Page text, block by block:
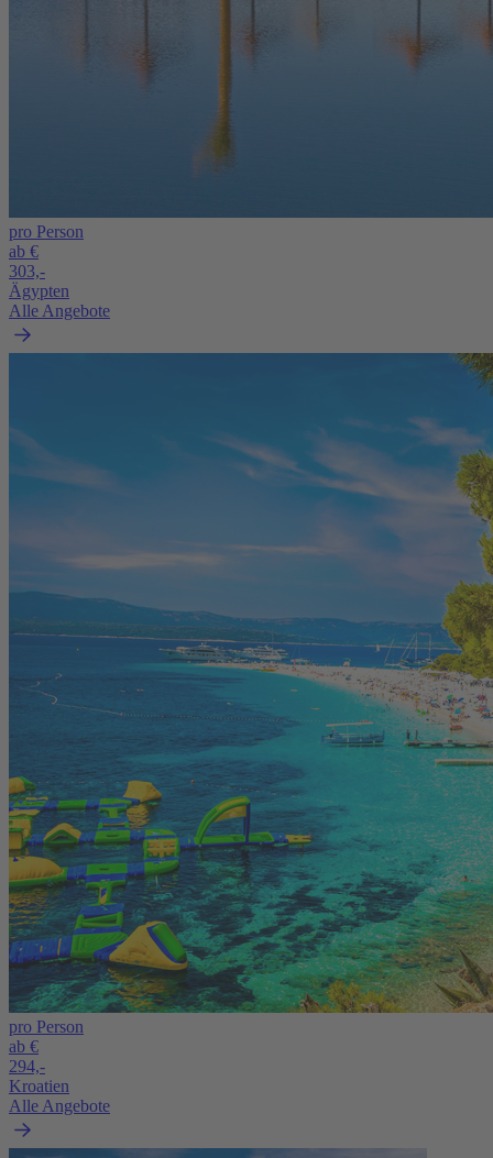
pro Person
ab €
303,-
Ägypten
Alle Angebote
pro Person
ab €
294,-
Kroatien
Alle Angebote